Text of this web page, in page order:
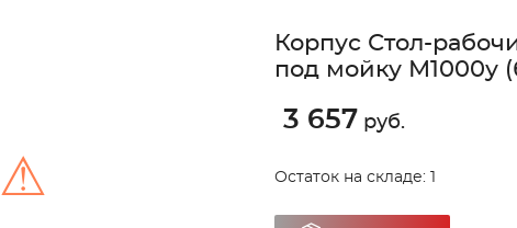
⚠
Корпус Стол-
под мойку М1000у
3 657 руб.
Остаток на складе: 1